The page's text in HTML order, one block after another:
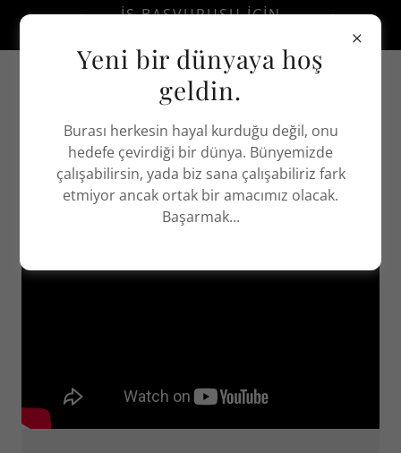
İŞ BAŞVURUSU IÇIN
VIDEO
Yeni bir dünyaya hoş
geldin.
Burası herkesin hayal kurduğu değil, onu
hedefe çevirdiği bir dünya. Bünyemizde
çalışabilirsin, yada biz sana çalışabiliriz fark
etmiyor ancak ortak bir amacımız olacak.
Başarmak...